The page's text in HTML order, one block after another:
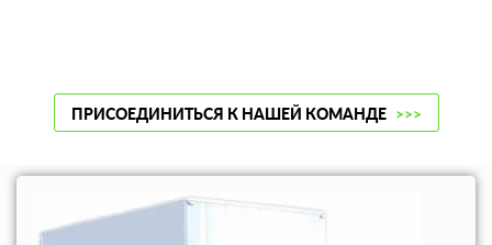
ПРИСОЕДИНИТЬСЯ К НАШЕЙ КОМАНДЕ >>>